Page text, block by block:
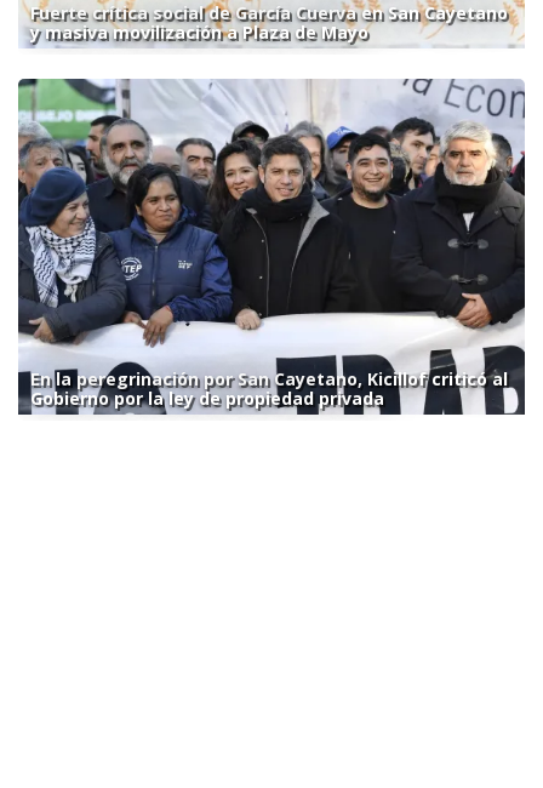
Fuerte crítica social de García Cuerva en San Cayetano
y masiva movilización a Plaza de Mayo
En la peregrinación por San Cayetano, Kicillof criticó al
Gobierno por la ley de propiedad privada